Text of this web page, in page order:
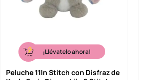
¡Llévatelo ahora!
Peluche 11In Stitch con Disfraz de